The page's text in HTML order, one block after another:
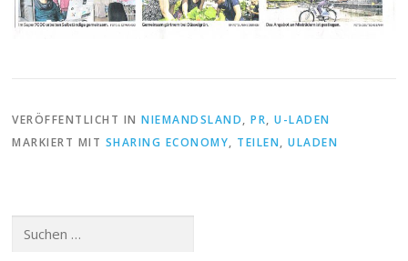
VERÖFFENTLICHT INNIEMANDSLAND,PR,U-LADEN
MARKIERT MIT SHARING ECONOMY, TEILEN,ULADEN
nach: